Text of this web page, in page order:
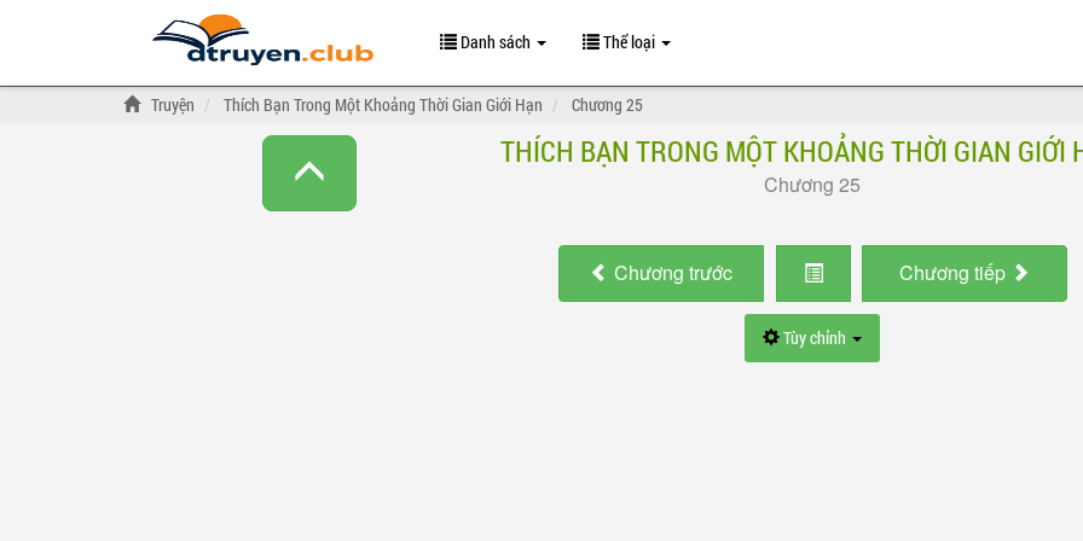
Danh sách Thể loại
Truyện Thích Bạn Trong Một Khoảng Thời Gian Giới Hạn Chương 25
THÍCH BẠN TRONG MỘT KHOẢNG THỜI GIAN GIỚI
Chương 25
Chương trước Chương tiếp
Tùy chỉnh